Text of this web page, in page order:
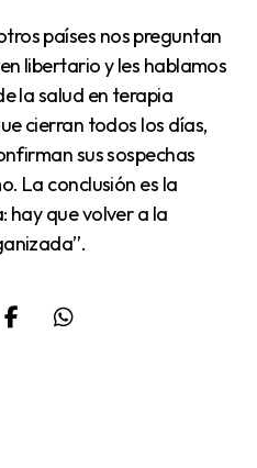
libertario y les hablamos
la salud en terapia
cierran todos los días,
sus sospechas
La conclusión es la
hay que volver a la